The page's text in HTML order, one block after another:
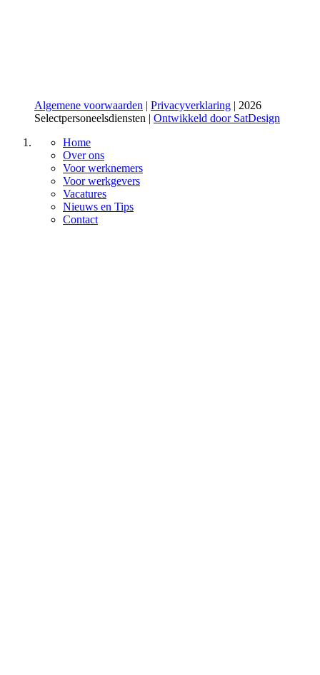
Algemene voorwaarden Privacyverklaring | 2026
Selectpersoneelsdiensten | Ontwikkeld door SatDesign
Home
Over ons
Voor werknemers
Voor werkgevers
Vacatures
Nieuws en Tips
Contact